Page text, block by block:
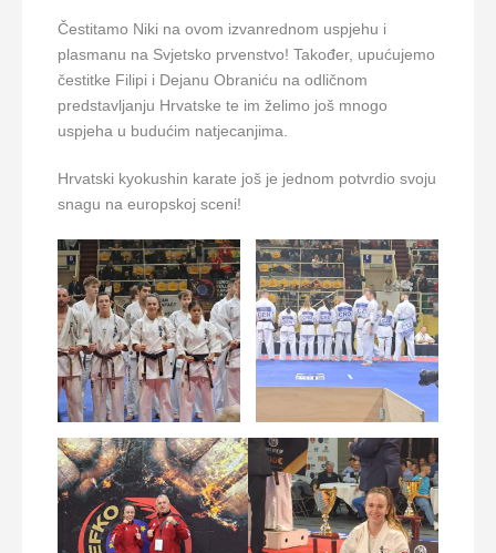
Čestitamo Niki na ovom izvanrednom uspjehu i
plasmanu na Svjetsko prvenstvo! Također, upućujemo
čestitke Filipi i Dejanu Obraniću na odličnom
predstavljanju Hrvatske te im želimo još mnogo
uspjeha u budućim natjecanjima.
Hrvatski kyokushin karate još je jednom potvrdio svoju
snagu na europskoj sceni!